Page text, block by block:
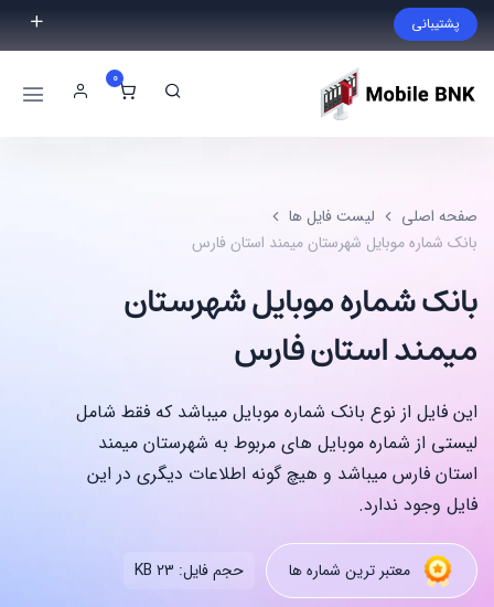
پشتیبانی
فایل مورد نظر خود را پیدا نکردید؟ با ما تماس بگیرید.
09999868721
0
صفحه اصلی
لیست فایل ها
بانک شماره موبایل شهرستان میمند استان فارس
بانک شماره موبایل شهرستان
میمند استان فارس
این فایل از نوع بانک شماره موبایل میباشد که فقط شامل
لیستی از شماره موبایل های مربوط به شهرستان میمند
استان فارس میباشد و هیچ گونه اطلاعات دیگری در این
فایل وجود ندارد.
معتبر ترین شماره ها حجم فایل: 23 KB